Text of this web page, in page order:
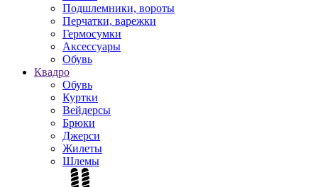
Подшлемники, вороты
Перчатки, варежки
Гермосумки
Аксессуары
Обувь
Квадро
Обувь
Куртки
Вейдерсы
Брюки
Джерси
Жилеты
Шлемы